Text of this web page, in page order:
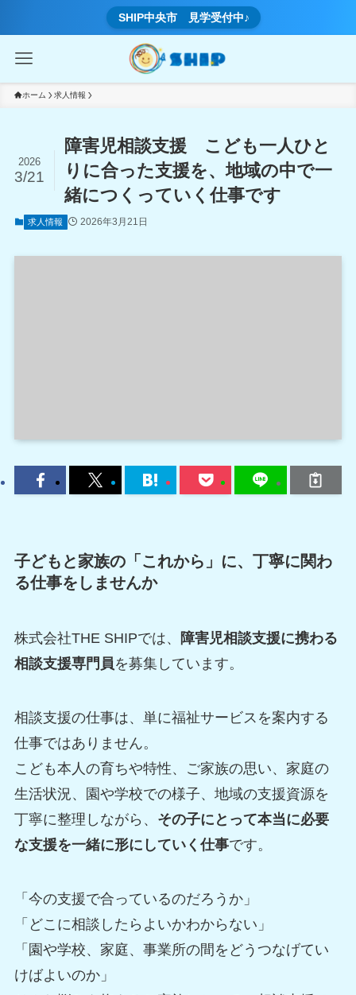
SHIP中央市 見学受付中♪
ホーム 求人情報
障害児相談支援 こども一人ひと
りに合った支援を、地域の中で一
緒につくっていく仕事です
2026
3/21
求人情報 2026年3月21日
子どもと家族の「これから」に、丁寧に関わ
る仕事をしませんか
株式会社THE SHIPでは、
障害児相談支援に携わる
相談支援専門員 を募集しています。
相談支援の仕事は、単に福祉サービスを案内する
仕事ではありません。
こども本人の育ちや特性、ご家族の思い、家庭の
生活状況、園や学校での様子、地域の支援資源を
丁寧に整理しながら、 その子にとって本当に必要
な支援を一緒に形にしていく仕事です。
「今の支援で合っているのだろうか」
「どこに相談したらよいかわからない」
「園や学校、家庭、事業所の間をどうつなげてい
けばよいのか」